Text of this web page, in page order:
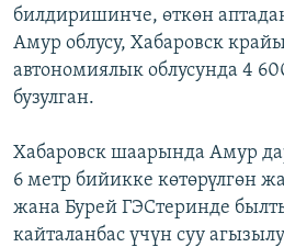
ЭЖЕ-СИҢДИЛЕР
АЗАТТЫК+
ЫҢГАЙСЫЗ СУРООЛОР
ОНЛАЙН ШЕРИНЕ
ЭЕ/АРнун бардык сайттары
билдиришинче, өткөн
Амур облусу, Хабаровск
автономиялык облусунда 4
бузулган.
Хабаровск шаарында Амур
6 метр бийикке көтөрүлгөн
жана Бурей ГЭСтеринде
кайталанбас үчүн суу